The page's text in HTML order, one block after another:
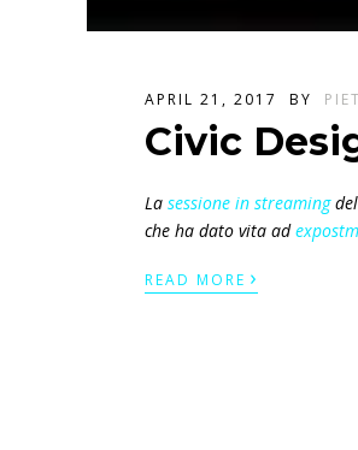
APRIL 21, 2017 BY
Civic
La sessione in streaming
che ha dato vita ad
READ MORE ›